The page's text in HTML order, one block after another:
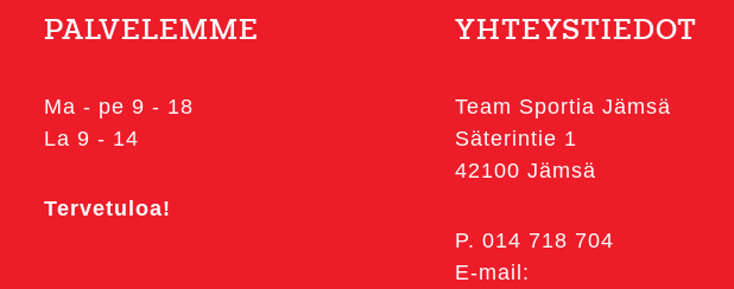
PALVELEMME
Ma - pe 9 - 18
La 9 - 14
Tervetuloa!
YHTEYSTIEDOT
Team Sportia Jämsä
Säterintie 1
42100 Jämsä
P. 014 718 704
E-mail: